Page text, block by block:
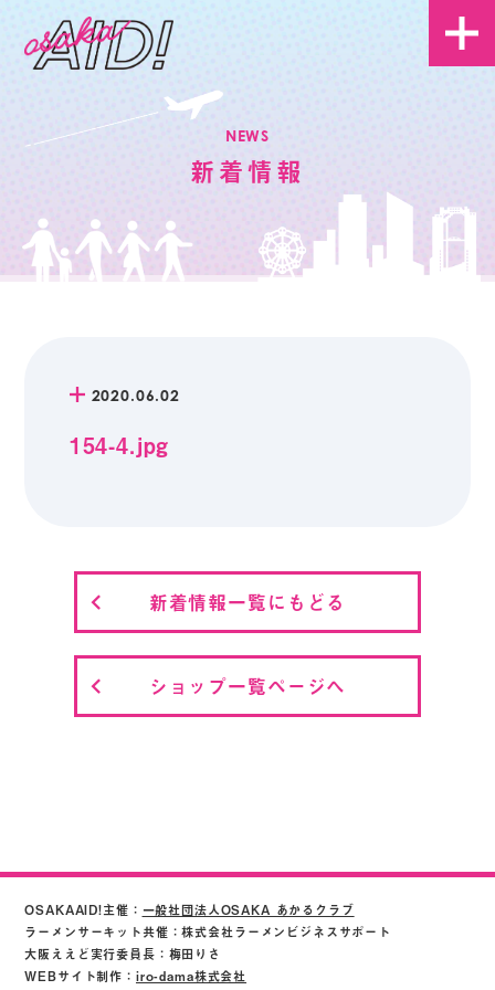
NEWS
新着情報
2020.06.02
154-4.jpg
新着情報一覧にもどる
ショップ一覧ページへ
OSAKAAID!主催： 一般社団法人OSAKA あかるクラブ
ラーメンサーキット共催：株式会社ラーメンビジネスサポート
大阪ええど実行委員長：梅田りさ
WEBサイト制作： iro-dama株式会社